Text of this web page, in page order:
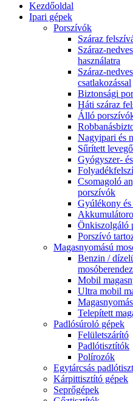
Kezdőoldal
Ipari gépek
Porszívók
Száraz
Száraz-
használatra
Száraz-
csatlakozással
Biztonsági
Háti száraz
Álló
Nagyipari és
Sűrített
Gyógyszer-
Csomagoló
porszívók
Gyúlékony
Önkiszolgáló
Porszívó
Magasnyomású
Benzin /
Mobil
Ultra mobil
Telepített
Padlósúroló gépek
Felületszárító
Padlótisztítók
Polírozók
Egytárcsás
Kárpittisztító gépek
Seprőgépek